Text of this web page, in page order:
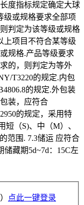
度指标规定确定大球
级或规格要求全部项
判定为该等级或规格
上项目不符合某等级
规格.产品等级要求
的，则判定为等外
T3220的规定.内包
的规定.外包装
装，应符合
的规定，采用特
短（S)、中（M）、
范围. 7.3储运 应符合
储藏期5d~7d：15C左
点此一键登录